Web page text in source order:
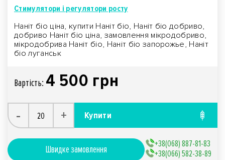
Стимулятори і регулятори росту
Наніт біо ціна, купити Наніт біо, Наніт біо добриво,
добриво Наніт біо ціна, замовлення мікродобриво,
мікродобрива Наніт біо, Наніт біо запорожье, Наніт
біо луганськ
Вартiсть: 4 500 грн
- + Купити
Швидке замовлення
+38(068) 887-81-83
+38(066) 582-38-89